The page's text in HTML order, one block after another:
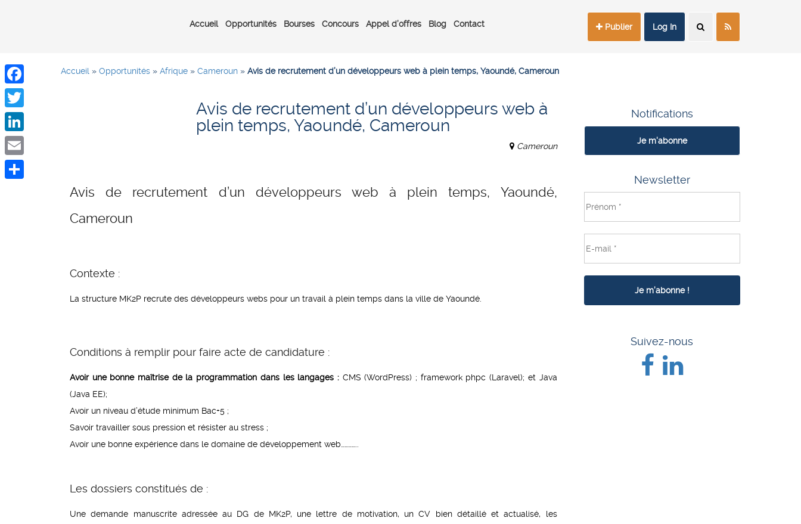
Accueil Opportunités Bourses Concours Appel d’offres Blog Contact Publier Log In
Accueil » Opportunités » Afrique » Cameroun » Avis de recrutement d’un développeurs web à plein temps, Yaoundé, Cameroun
Avis de recrutement d’un développeurs web à
plein temps, Yaoundé, Cameroun
Cameroun
Avis de recrutement d’un développeurs web à plein temps, Yaoundé,
Cameroun
Contexte :
La structure MK2P recrute des développeurs webs pour un travail à plein temps dans la ville de Yaoundé.
Conditions à remplir pour faire acte de candidature :
Avoir une bonne maîtrise de la programmation dans les langages :CMS (WordPress) ; framework phpc (Laravel); et Java
(Java EE);
Avoir un niveau d’étude minimum Bac+5 ;
Savoir travailler sous pression et résister au stress ;
Avoir une bonne expérience dans le domaine de développement web…………..
Les dossiers constitués de :
Une demande manuscrite adressée au DG de MK2P, une lettre de motivation, un CV bien détaillé et actualisé, les
Notifications
Je m'abonne
Newsletter
Suivez-nous
Facebook
Twitter
LinkedIn
Email